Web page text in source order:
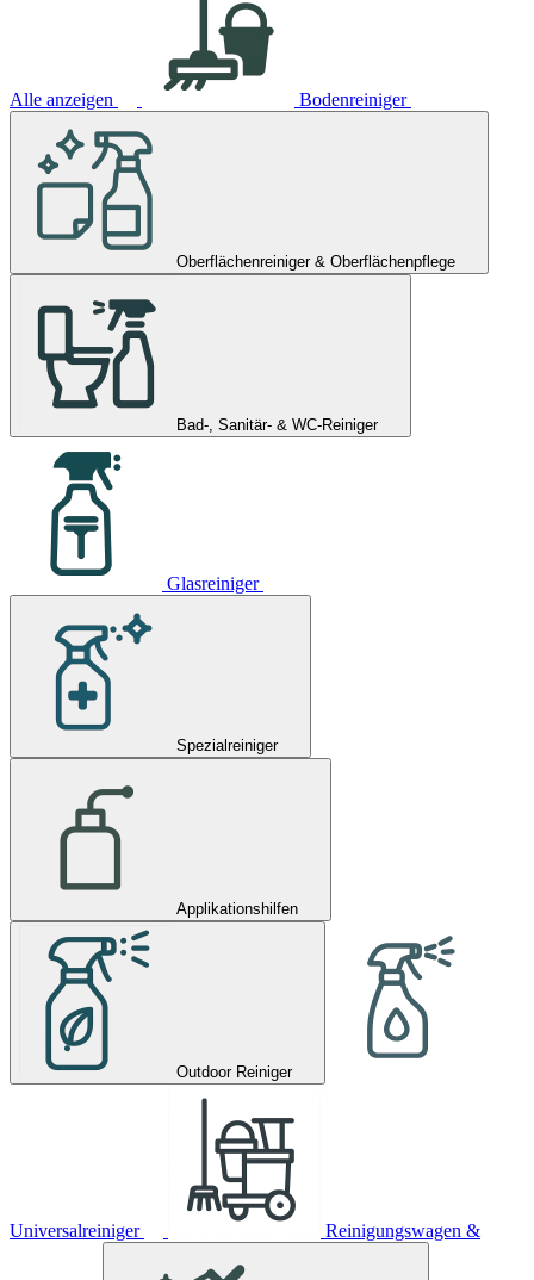
Alle anzeigen Bodenreiniger
Oberflächenreiniger & Oberflächenpflege
Bad-, Sanitär- & WC-Reiniger
Glasreiniger
Spezialreiniger
Applikationshilfen
Outdoor Reiniger
Universalreiniger Reinigungswagen &